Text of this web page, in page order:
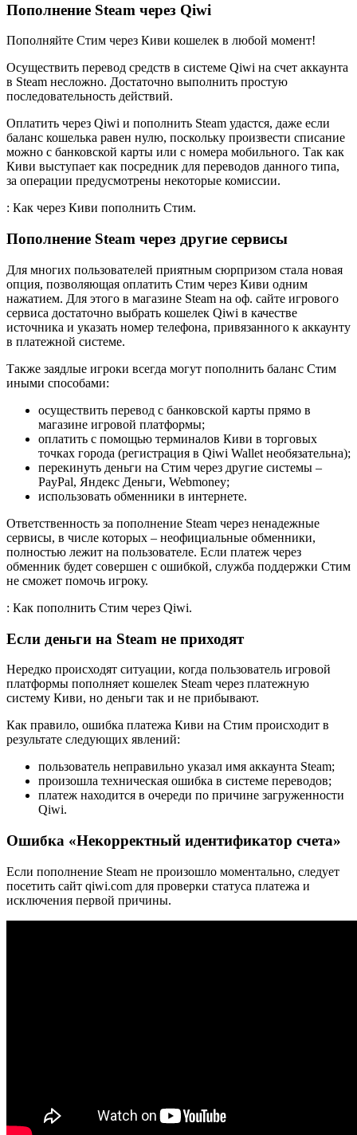
Пополнение Steam через Qiwi
Пополняйте Стим через Киви кошелек в любой момент!
Осуществить перевод средств в системе Qiwi на счет аккаунта
в Steam несложно. Достаточно выполнить простую
последовательность действий.
Оплатить через Qiwi и пополнить Steam удастся, даже если
баланс кошелька равен нулю, поскольку произвести списание
можно с банковской карты или с номера мобильного. Так как
Киви выступает как посредник для переводов данного типа,
за операции предусмотрены некоторые комиссии.
: Как через Киви пополнить Стим.
Пополнение Steam через другие сервисы
Для многих пользователей приятным сюрпризом стала новая
опция, позволяющая оплатить Стим через Киви одним
нажатием. Для этого в магазине Steam на оф. сайте игрового
сервиса достаточно выбрать кошелек Qiwi в качестве
источника и указать номер телефона, привязанного к аккаунту
в платежной системе.
Также заядлые игроки всегда могут пополнить баланс Стим
иными способами:
осуществить перевод с банковской карты прямо в
магазине игровой платформы;
оплатить с помощью терминалов Киви в торговых
точках города (регистрация в Qiwi Wallet необязательна);
перекинуть деньги на Стим через другие системы –
PayPal, Яндекс Деньги, Webmoney;
использовать обменники в интернете.
Ответственность за пополнение Steam через ненадежные
сервисы, в числе которых – неофициальные обменники,
полностью лежит на пользователе. Если платеж через
обменник будет совершен с ошибкой, служба поддержки Стим
не сможет помочь игроку.
: Как пополнить Стим через Qiwi.
Если деньги на Steam не приходят
Нередко происходят ситуации, когда пользователь игровой
платформы пополняет кошелек Steam через платежную
систему Киви, но деньги так и не прибывают.
Как правило, ошибка платежа Киви на Стим происходит в
результате следующих явлений:
пользователь неправильно указал имя аккаунта Steam;
произошла техническая ошибка в системе переводов;
платеж находится в очереди по причине загруженности
Qiwi.
Ошибка «Некорректный идентификатор счета»
Если пополнение Steam не произошло моментально, следует
посетить сайт qiwi.com для проверки статуса платежа и
исключения первой причины.